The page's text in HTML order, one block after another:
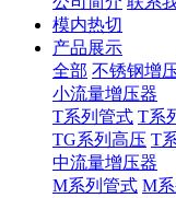
模内热切
产品展示
全部 不锈钢增
小流量增压器
T系列管式 T系
TG系列高压 T
中流量增压器
M系列管式 M